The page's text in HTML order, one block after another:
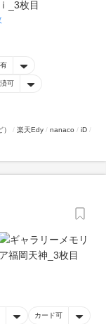
可
楽天Edy nanaco
iD
カード可